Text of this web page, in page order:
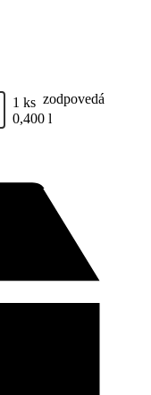
1 ks zodpovedá
0,400 l